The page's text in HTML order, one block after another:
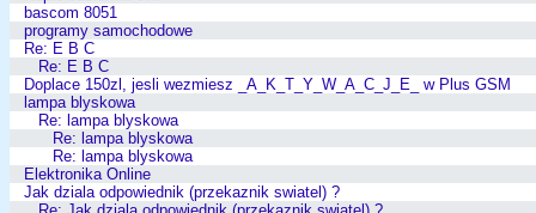
bascom 8051
programy samochodowe
Re: E B C
Re: E B C
Doplace 150zl, jesli wezmiesz _A_K_T_Y_W_A_C_J_E_ w Plus GSM
lampa blyskowa
Re: lampa blyskowa
Re: lampa blyskowa
Re: lampa blyskowa
Elektronika Online
Jak dziala odpowiednik (przekaznik swiatel) ?